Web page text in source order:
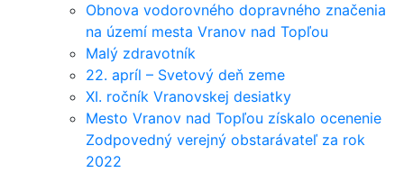
Obnova vodorovného dopravného značenia
na území mesta Vranov nad Topľou
Malý zdravotník
22. apríl – Svetový deň zeme
XI. ročník Vranovskej desiatky
Mesto Vranov nad Topľou získalo ocenenie
Zodpovedný verejný obstarávateľ za rok
2022